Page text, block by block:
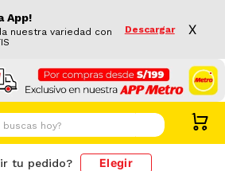
App!
nuestra variedad con
Descargar X
hoy?
tu pedido? Elegir